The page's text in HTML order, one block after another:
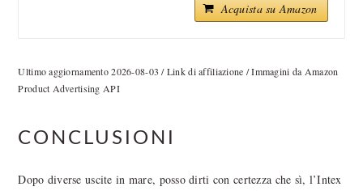
Acquista su Amazon
Ultimo aggiornamento 2026-08-03 / Link di affiliazione / Immagini da Amazon
Product Advertising API
CONCLUSIONI
Dopo diverse uscite in mare, posso dirti con certezza che sì, l’Intex